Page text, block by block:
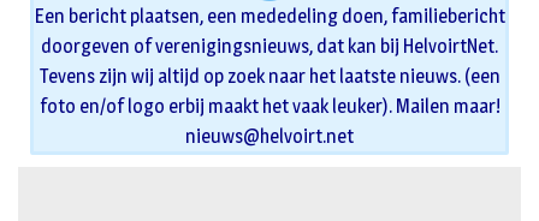
Een bericht plaatsen, een mededeling doen, familiebericht
doorgeven of verenigingsnieuws, dat kan bij HelvoirtNet.
Tevens zijn wij altijd op zoek naar het laatste nieuws. (een
foto en/of logo erbij maakt het vaak leuker). Mailen maar!
nieuws@helvoirt.net